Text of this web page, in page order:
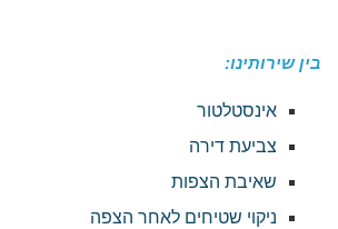
בין שירותינו:
אינסטלטור
צביעת דירה
שאיבת הצפות
ניקוי שטיחים לאחר הצפה